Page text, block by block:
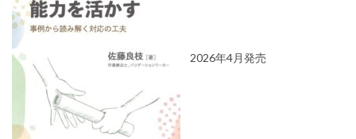
2026年4月発売